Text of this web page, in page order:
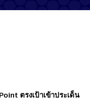
ตรงเป้าเข้าประเด็น